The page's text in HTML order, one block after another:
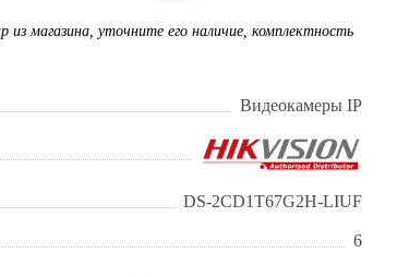
магазина, уточните его наличие, комплектность
Видеокамеры IP
DS-2CD1T67G2H-LIUF
6